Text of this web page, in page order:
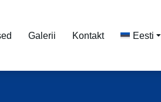
Galerii Kontakt Eesti